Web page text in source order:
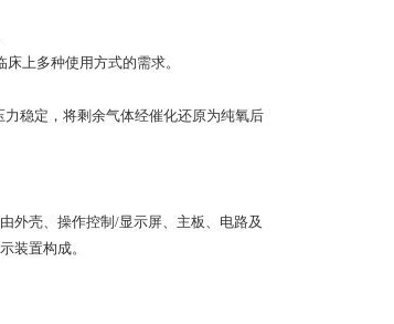
上多种使用方式的需求。
稳定，将剩余气体经催化还原为纯氧后
外壳、操作控制/显示屏、主板、电路及
装置构成。